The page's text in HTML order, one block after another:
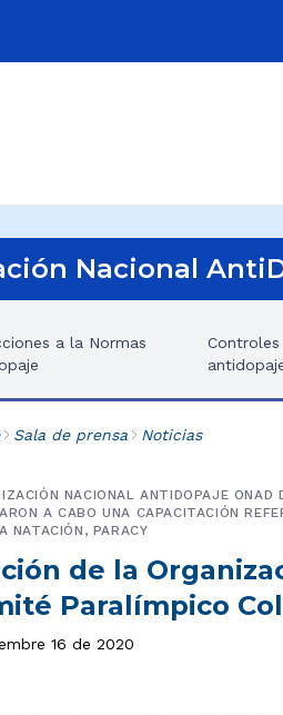
Nacional
a la Normas
Controles
Sala de prensa Noticias
de la
Paralímpico
NACIONAL ANTIDOPAJE
A CABO UNA CAPACITACIÓN
NATACIÓN, PARACY
16 de 2020